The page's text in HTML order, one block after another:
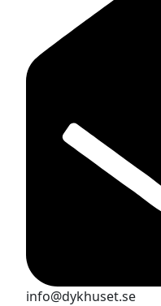
info@dykhuset.se